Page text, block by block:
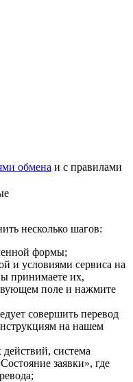
обмена и с правилами
несколько шагов:
формы;
и условиями сервиса на
принимаете их,
поле и нажмите
совершить перевод
на нашем
система
заявки», где